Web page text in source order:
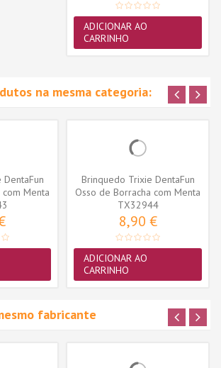
ADICIONAR AO
CARRINHO
na mesma categoria:
Menta
Brinquedo Trixie DentaFun
Osso de Borracha com Menta
15cm...
TX32944
8,90 €
ADICIONAR AO
CARRINHO
fabricante